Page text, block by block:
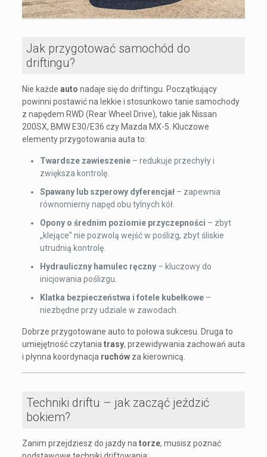
Jak przygotować samochód do
driftingu?
Nie każde auto nadaje się do driftingu. Początkujący
powinni postawić na lekkie i stosunkowo tanie samochody
z napędem RWD (Rear Wheel Drive), takie jak Nissan
200SX, BMW E30/E36 czy Mazda MX-5. Kluczowe
elementy przygotowania auta to:
Twardsze zawieszenie– redukuje przechyły i
zwiększa kontrolę.
Spawany lub szperowy dyferencjał– zapewnia
równomierny napęd obu tylnych kół.
Opony o średnim poziomie przyczepności – zbyt
„klejące” nie pozwolą wejść w poślizg, zbyt śliskie
utrudnią kontrolę.
Hydrauliczny hamulec ręczny– kluczowy do
inicjowania poślizgu.
Klatka bezpieczeństwa i fotele kubełkowe–
niezbędne przy udziale w zawodach.
Dobrze przygotowane auto to połowa sukcesu. Druga to
umiejętność czytania trasy, przewidywania zachowań auta
i płynna koordynacja ruchówza kierownicą.
Techniki driftu – jak zacząć jeździć
bokiem?
Zanim przejdziesz do jazdy na torze, musisz poznać